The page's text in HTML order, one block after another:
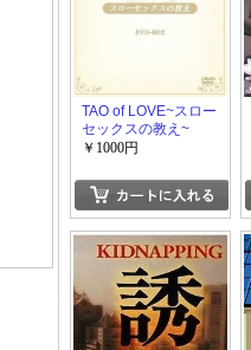
TAO of LOVE~スロー
セックスの教え~
￥1000円